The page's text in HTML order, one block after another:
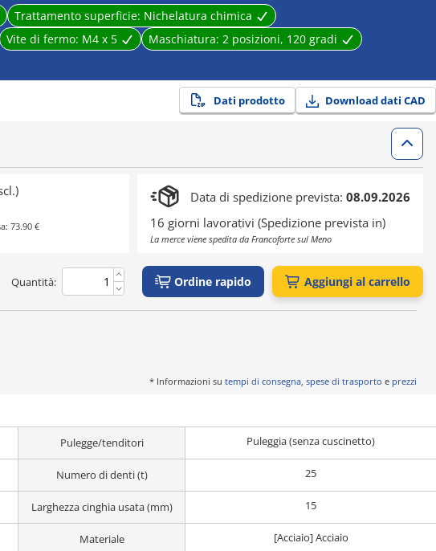
Trattamento superficie: Nichelatura chimica
Vite di fermo: M4 x 5 Maschiatura: 2 posizioni, 120 gradi
Dati prodotto Download dati CAD
73.90 €
Data di spedizione prevista: 08.09.2026
16 giorni lavorativi (Spedizione prevista in)
La merce viene spedita da Francoforte sul Meno
Quantità: Ordine rapido Aggiungi al carrello
* Informazioni su tempi di consegna, spese di trasporto e prezzi
Pulegge/tenditori Puleggia (senza cuscinetto)
Numero di denti (t) 25
Larghezza cinghia usata (mm) 15
Materiale [Acciaio] Acciaio